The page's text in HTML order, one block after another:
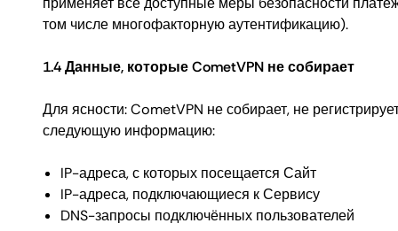
том числе многофакторную аутентификацию).
1.4 Данные, которые CometVPN не собирает
Для ясности: CometVPN не собирает, не
следующую информацию:
IP-адреса, с которых посещается Сайт
IP-адреса, подключающиеся к Сервису
DNS-запросы подключённых пользователей